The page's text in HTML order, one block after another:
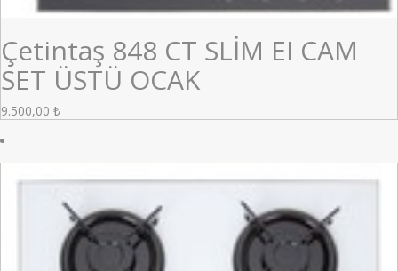
Çetintaş 848 CT SLİM EI CAM
SET ÜSTÜ OCAK
9.500,00 ₺